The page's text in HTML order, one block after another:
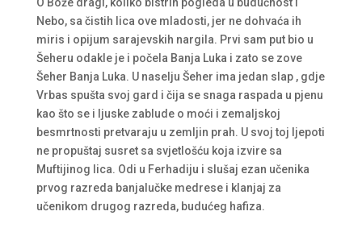
Nebo, sa čistih lica ove mladosti, jer ne dohvaća ih
miris i opijum sarajevskih nargila. Prvi sam put bio u
Šeheru odakle je i počela Banja Luka i zato se zove
Šeher Banja Luka. U naselju Šeher ima jedan slap , gdje
Vrbas spušta svoj gard i čija se snaga raspada u pjenu
kao što se i ljuske zablude o moći i zemaljskoj
besmrtnosti pretvaraju u zemljin prah. U svoj toj ljepoti
ne propuštaj susret sa svjetlošću koja izvire sa
Muftijinog lica. Odi u Ferhadiju i slušaj ezan učenika
prvog razreda banjalučke medrese i klanjaj za
učenikom drugog razreda, budućeg hafiza.